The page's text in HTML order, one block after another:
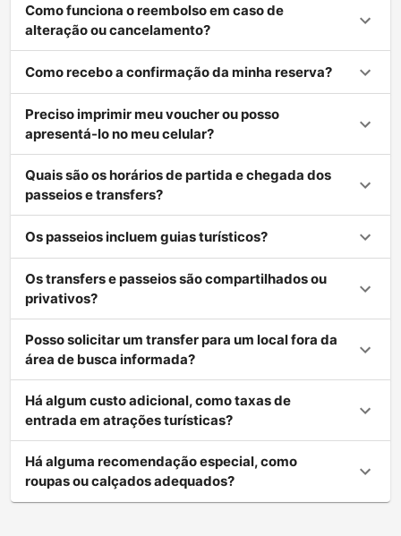
Como funciona o reembolso em caso de
alteração ou cancelamento?
Como recebo a confirmação da minha reserva?
Preciso imprimir meu voucher ou posso
apresentá-lo no meu celular?
Quais são os horários de partida e chegada dos
passeios e transfers?
Os passeios incluem guias turísticos?
Os transfers e passeios são compartilhados ou
privativos?
Posso solicitar um transfer para um local fora da
área de busca informada?
Há algum custo adicional, como taxas de
entrada em atrações turísticas?
Há alguma recomendação especial, como
roupas ou calçados adequados?